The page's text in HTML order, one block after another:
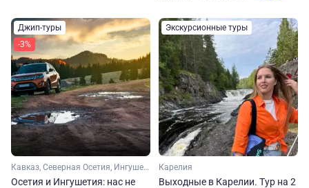
Джип-туры
-3%
Кавказ, Северная Осетия, Ингушетия
Осетия и Ингушетия: нас не
Экскурсионные туры
Карелия
Выходные в Карелии. Тур на 2